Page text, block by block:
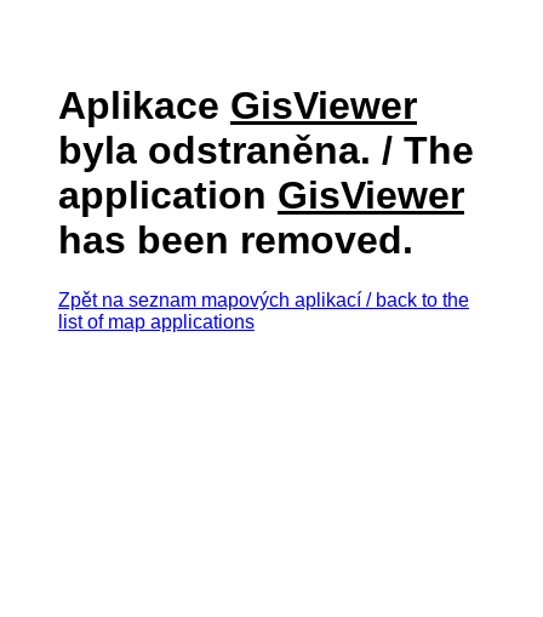
Aplikace GisViewer
byla odstraněna. / The
application GisViewer
has been removed.
Zpět na seznam mapových aplikací / back to the
list of map applications